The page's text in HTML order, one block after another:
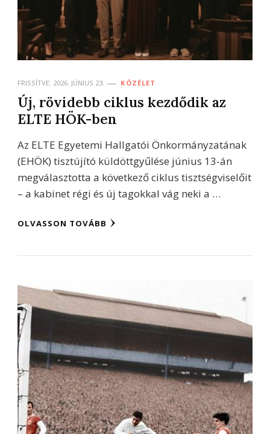
FRISSÍTVE: 2026. JÚNIUS 23. KÖZÉLET
Új, rövidebb ciklus kezdődik az
ELTE HÖK-ben
Az ELTE Egyetemi Hallgatói Önkormányzatának
(EHÖK) tisztújító küldöttgyűlése június 13-án
megválasztotta a következő ciklus tisztségviselőit
– a kabinet régi és új tagokkal vág neki a …
OLVASSON TOVÁBB